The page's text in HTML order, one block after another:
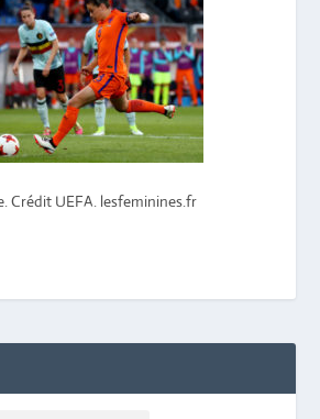
Crédit UEFA. lesfeminines.fr